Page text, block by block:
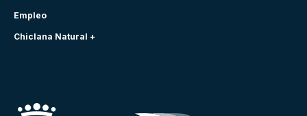
Empleo
Chiclana Natural +